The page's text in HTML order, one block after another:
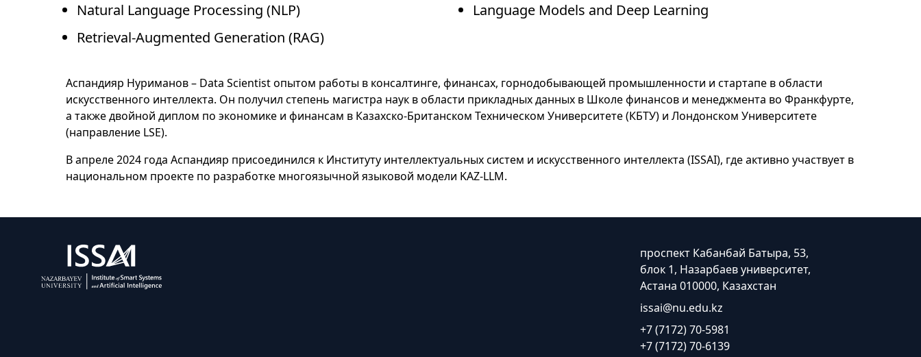
Natural Language Processing (NLP)
Retrieval-Augmented Generation (RAG)
Language Models and Deep Learning
Аспандияр Нуриманов – Data Scientist опытом работы в консалтинге, финансах, горнодобывающей промышленности и стартапе в области
искусственного интеллекта. Он получил степень магистра наук в области прикладных данных в Школе финансов и менеджмента во Франкфурте,
а также двойной диплом по экономике и финансам в Казахско-Британском Техническом Университете (КБТУ) и Лондонском Университете
(направление LSE).
В апреле 2024 года Аспандияр присоединился к Институту интеллектуальных систем и искусственного интеллекта (ISSAI), где активно участвует в
национальном проекте по разработке многоязычной языковой модели KAZ-LLM.
проспект Кабанбай Батыра, 53,
блок 1, Назарбаев университет,
Астана 010000, Казахстан
issai@nu.edu.kz
+7 (7172) 70-5981
+7 (7172) 70-6139